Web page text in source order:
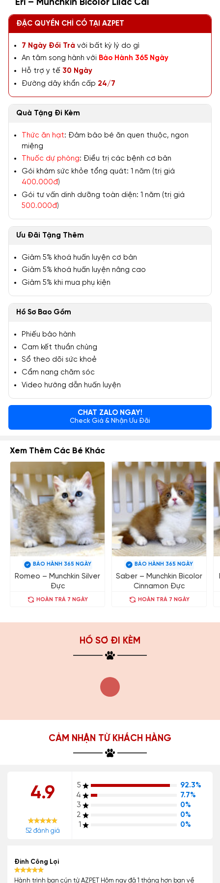
Eri – Munchkin Bicolor Lilac Cái
ĐẶC QUYỀN CHỈ CÓ TẠI AZPET
7 Ngày Đổi Trả với bất kỳ lý do gì
An tâm song hành với Bảo Hành 365 Ngày
Hỗ trợ y tế 30 Ngày
Đường dây khẩn cấp 24/7
Quà Tặng Đi Kèm
Thức ăn hạt: Đảm bảo bé ăn quen thuộc, ngon
miệng
Thuốc dự phòng: Điều trị các bệnh cơ bản
Gói khám sức khỏe tổng quát: 1 năm (trị giá
400.000đ)
Gói tư vấn dinh dưỡng toàn diện: 1 năm (trị giá
500.000đ)
Ưu Đãi Tặng Thêm
Giảm 5% khoá huấn luyện cơ bản
Giảm 5% khoá huấn luyện nâng cao
Giảm 5% khi mua phụ kiện
Hồ Sơ Bao Gồm
Phiếu bảo hành
Cam kết thuần chủng
Sổ theo dõi sức khoẻ
Cẩm nang chăm sóc
Video hướng dẫn huấn luyện
CHAT ZALO NGAY!
Check Giá & Nhận Ưu Đãi
Xem Thêm Các Bé Khác
BẢO HÀNH 365 NGÀY
Romeo – Munchkin Silver
Đực
HOÀN TRẢ 7 NGÀY
BẢO HÀNH 365 NGÀY
Saber – Munchkin Bicolor
Cinnamon Đực
HOÀN TRẢ 7 NGÀY
HỒ SƠ ĐI KÈM
CẢM NHẬN TỪ KHÁCH HÀNG
4.9
52 đánh giá
5
92.3%
4
7.7%
3
0%
2
0%
1
0%
Đinh Công Lợi
Hành trình bạn cún từ AZPET Hôm nay đã 1 tháng hơn bạn về